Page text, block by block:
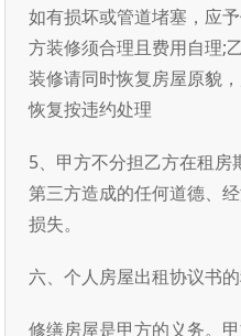
如有损坏或管道堵塞，应
方装修须合理且费用自理;
装修请同时恢复房屋原貌
恢复按违约处理
5、甲方不分担乙方在租
第三方造成的任何道德、
损失。
六、个人房屋出租协议书
修缮房屋是甲方的义务。